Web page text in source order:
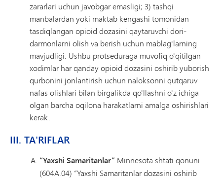
zararlari uchun javobgar emasligi; 3) tashqi
manbalardan yoki maktab kengashi tomonidan
tasdiqlangan opioid dozasini qaytaruvchi dori-
darmonlarni olish va berish uchun mablag'larning
mavjudligi. Ushbu protseduraga muvofiq o'qitilgan
xodimlar har qanday opioid dozasini oshirib yuborish
qurbonini jonlantirish uchun naloksonni qutqaruv
nafas olishlari bilan birgalikda qo'llashni o'z ichiga
olgan barcha oqilona harakatlarni amalga oshirishlari
kerak.
III. TA'RIFLAR
“Yaxshi Samaritanlar” Minnesota shtati qonuni
(604A.04) “Yaxshi Samaritanlar dozasini oshirib